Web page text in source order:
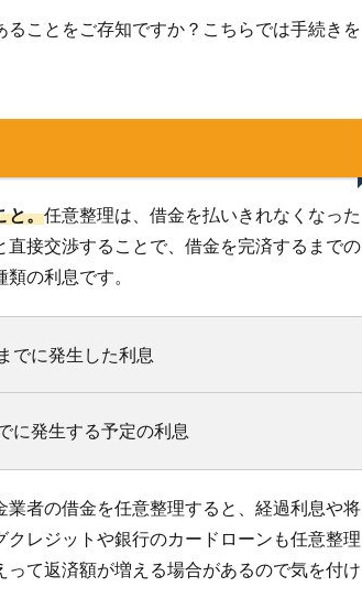
ことをご存知ですか？こちらでは手続きを
と。任意整理は、借金を払いきれなくなった
接交渉することで、借金を完済するまでの
の利息です。
でに発生した利息
に発生する予定の利息
者の借金を任意整理すると、経過利息や将
レジットや銀行のカードローンも任意整理
て返済額が増える場合があるので気を付け